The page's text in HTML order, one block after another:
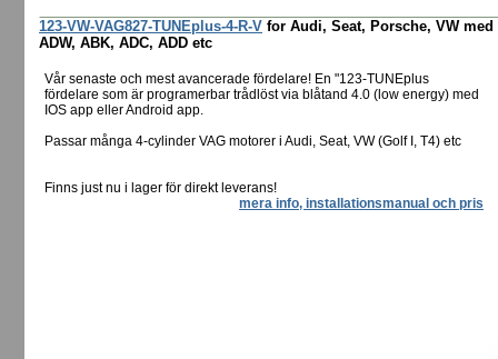
123-VW-VAG827-TUNEplus-4-R-V for Audi, Seat, Porsche, VW
ADW, ABK, ADC, ADD etc
Vår senaste och mest avancerade fördelare! En "123-TUNEplus
fördelare som är programerbar trådlöst via blåtand 4.0 (low energy) med
IOS app eller Android app.
Passar många 4-cylinder VAG motorer i Audi, Seat, VW (Golf I, T4) etc
Finns just nu i lager för direkt leverans!
mera info, installationsmanual och pris